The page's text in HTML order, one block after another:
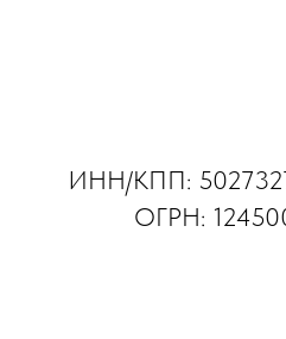
ИНН/КПП:
ОГРН: